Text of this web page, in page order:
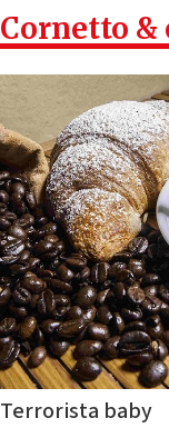
Cornetto &
Terrorista baby